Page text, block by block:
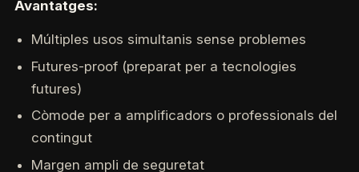
Avantatges:
Múltiples usos simultanis sense problemes
Futures-proof (preparat per a tecnologies
futures)
Còmode per a amplificadors o professionals del
contingut
Margen ampli de seguretat